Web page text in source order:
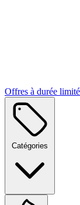
Offres à durée
Catégories